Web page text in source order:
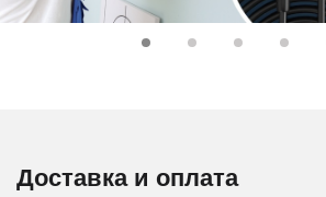
Доставка и оплата